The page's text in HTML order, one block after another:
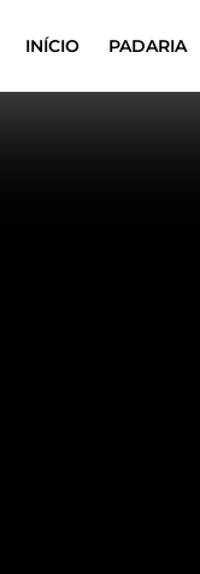
INÍCIO PADARIA